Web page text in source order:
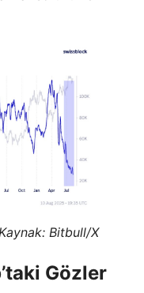
Bitbull/X
Gözler